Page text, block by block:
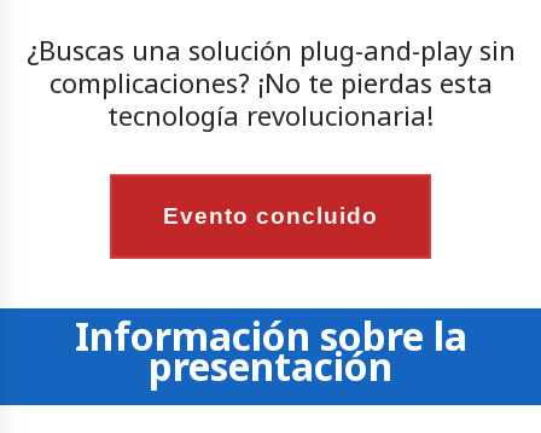
¿Buscas una solución plug-and-play sin
complicaciones? ¡No te pierdas esta
tecnología revolucionaria!
Evento concluido
Información sobre la
presentación